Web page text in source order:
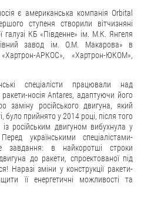
є американська компанія Orbital
ступеня створили вітчизняні
галузі КБ «Південне» ім. М.К. Янгеля
завод ім. О.М. Макарова» в
АРКОС», «Хартрон-ЮКОМ»,
спеціалісти працювали над
носія Antares, адаптуючи його
заміну російського двигуна, який
було прийнято у 2014 році, після того
російським двигуном вибухнула у
українськими спеціалістами-
завдання: в найкоротші строки
до ракети, спроектованої під
Наразі зміни у конструкції ракети-
її енергетичні можливості та